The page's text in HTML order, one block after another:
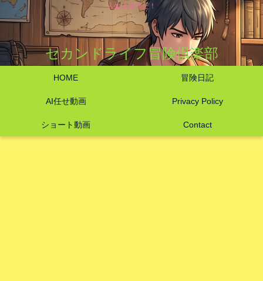
人生は冒険だ！
セカンドライフ冒険倶楽部
HOME 冒険日記
AI任せ動画 Privacy Policy
ショート動画 Contact